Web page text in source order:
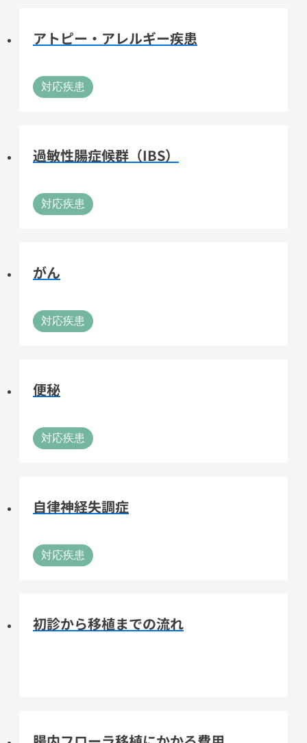
アトピー・アレルギー疾患
対応疾患
過敏性腸症候群（IBS）
対応疾患
がん
対応疾患
便秘
対応疾患
自律神経失調症
対応疾患
初診から移植までの流れ